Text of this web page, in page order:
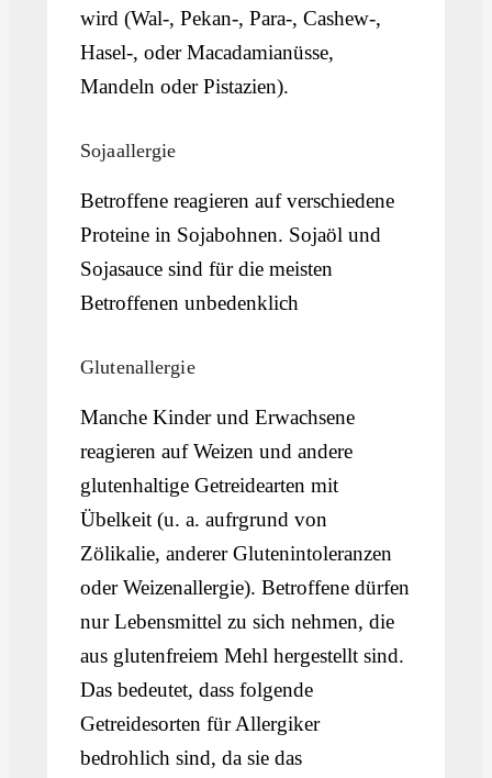
wird (Wal-, Pekan-, Para-, Cashew-,
Hasel-, oder Macadamianüsse,
Mandeln oder Pistazien).
Sojaallergie
Betroffene reagieren auf verschiedene
Proteine in Sojabohnen. Sojaöl und
Sojasauce sind für die meisten
Betroffenen unbedenklich
Glutenallergie
Manche Kinder und Erwachsene
reagieren auf Weizen und andere
glutenhaltige Getreidearten mit
Übelkeit (u. a. aufrgrund von
Zölikalie, anderer Glutenintoleranzen
oder Weizenallergie). Betroffene dürfen
nur Lebensmittel zu sich nehmen, die
aus glutenfreiem Mehl hergestellt sind.
Das bedeutet, dass folgende
Getreidesorten für Allergiker
bedrohlich sind, da sie das